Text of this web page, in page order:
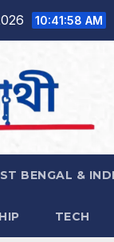
10:41:59 AM
BENGAL &
TECH